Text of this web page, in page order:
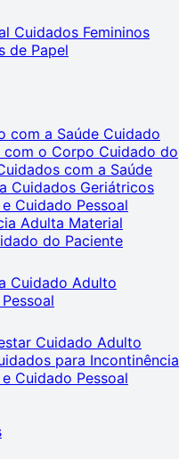
Cuidados Femininos
de Papel
com a Saúde Cuidado
com o Corpo Cuidado do
com a Saúde
Cuidados Geriátricos
Cuidado Pessoal
Adulta Material
do Paciente
Cuidado Adulto
Cuidado Adulto
para Incontinência
Cuidado Pessoal